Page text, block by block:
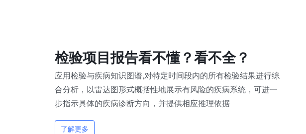
检验项目报告看不懂？看不全？
应用检验与疾病知识图谱,对特定时间段内的所有检验结果进行综
合分析，以雷达图形式概括性地展示有风险的疾病系统，可进一
步指示具体的疾病诊断方向，并提供相应推理依据
了解更多